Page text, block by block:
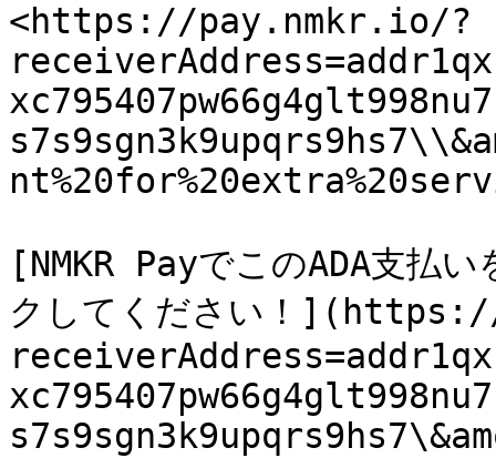
<https://pay.nmkr.io/?
[NMKR PayでこのADA支払
クしてください！